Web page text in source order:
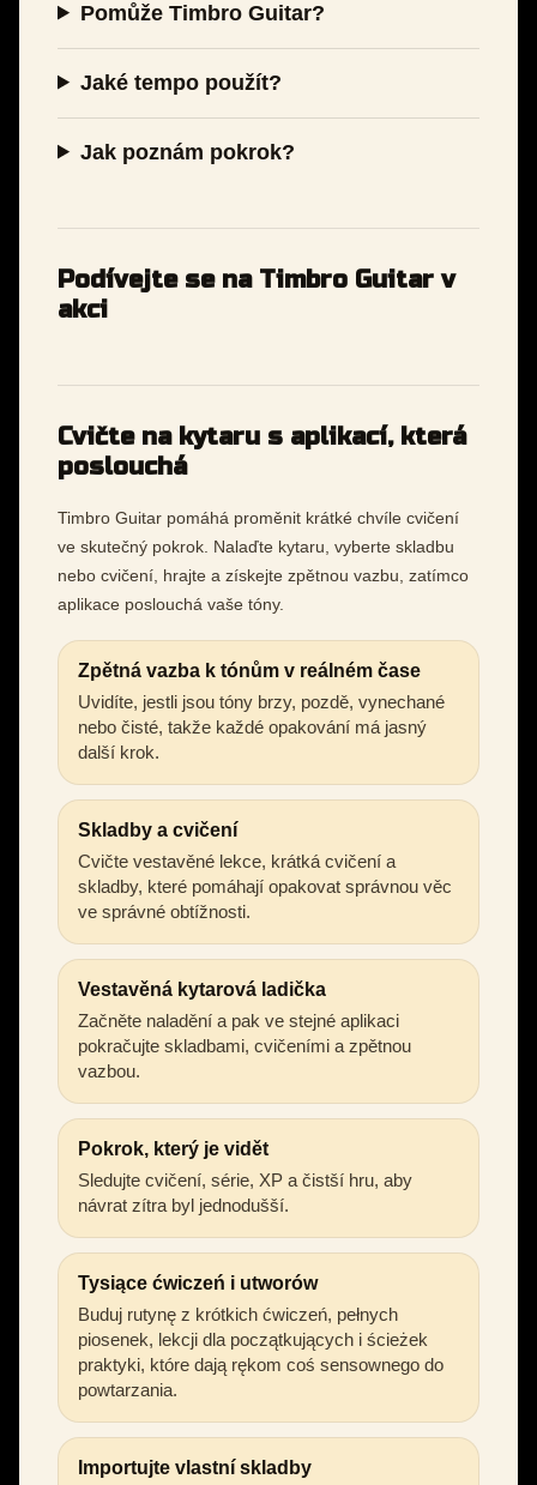
Pomůže Timbro Guitar?
Jaké tempo použít?
Jak poznám pokrok?
Podívejte se na Timbro Guitar v
akci
Cvičte na kytaru s aplikací, která
poslouchá
Timbro Guitar pomáhá proměnit krátké chvíle cvičení
ve skutečný pokrok. Nalaďte kytaru, vyberte skladbu
nebo cvičení, hrajte a získejte zpětnou vazbu, zatímco
aplikace poslouchá vaše tóny.
Zpětná vazba k tónům v reálném čase
Uvidíte, jestli jsou tóny brzy, pozdě, vynechané
nebo čisté, takže každé opakování má jasný
další krok.
Skladby a cvičení
Cvičte vestavěné lekce, krátká cvičení a
skladby, které pomáhají opakovat správnou věc
ve správné obtížnosti.
Vestavěná kytarová ladička
Začněte naladění a pak ve stejné aplikaci
pokračujte skladbami, cvičeními a zpětnou
vazbou.
Pokrok, který je vidět
Sledujte cvičení, série, XP a čistší hru, aby
návrat zítra byl jednodušší.
Tysiące ćwiczeń i utworów
Buduj rutynę z krótkich ćwiczeń, pełnych
piosenek, lekcji dla początkujących i ścieżek
praktyki, które dają rękom coś sensownego do
powtarzania.
Importujte vlastní skladby